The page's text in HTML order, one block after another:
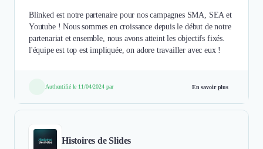
Blinked est notre partenaire pour nos campagnes SMA, SEA et
Youtube ! Nous sommes en croissance depuis le début de notre
partenariat et ensemble, nous avons atteint les objectifs fixés.
l'équipe est top est impliquée, on adore travailler avec eux !
Authentifié le 11/04/2024 par En savoir plus
Histoires de Slides